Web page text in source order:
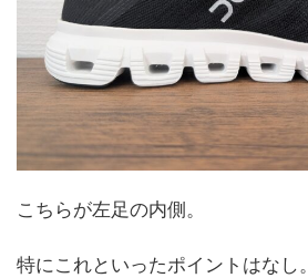
こちらが左足の内側。
特にこれといったポイントはなし。